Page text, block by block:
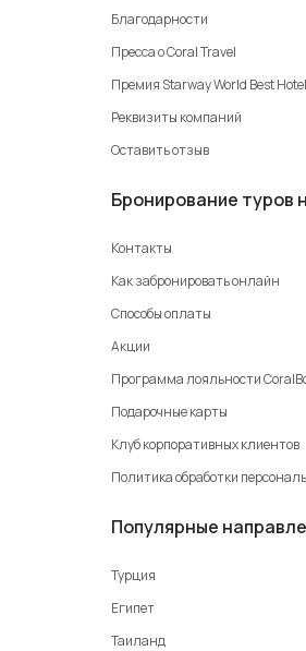
Благодарности
Пресса о Coral Travel
Премия Starway World Best
Реквизиты компаний
Оставить отзыв
Бронирование туров
Контакты
Как забронировать онлайн
Способы оплаты
Акции
Программа лояльности
Подарочные карты
Клуб корпоративных клиентов
Политика обработки
Популярные
Турция
Египет
Таиланд